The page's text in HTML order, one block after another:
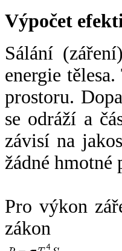
Výpočet
Sálání
energie
prostoru.
se odráží a
závisí na
žádné
Pro výkon
zákon